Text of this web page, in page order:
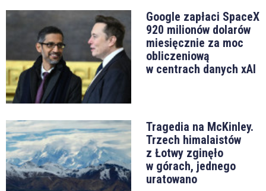
Google zapłaci SpaceX
920 milionów dolarów
miesięcznie za moc
obliczeniową
w centrach danych xAI
Tragedia na McKinley.
Trzech himalaistów
z Łotwy zginęło
w górach, jednego
uratowano